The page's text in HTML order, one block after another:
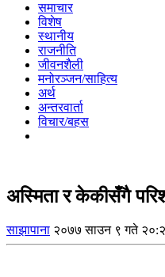
समाचार
विशेष
स्थानीय
राजनीति
जीवनशैली
मनोरञ्जन/साहित्य
अर्थ
अन्तरवार्ता
विचार/बहस
अस्मिता र केकीसँगै
साझापाना २०७७ साउन ९ गते